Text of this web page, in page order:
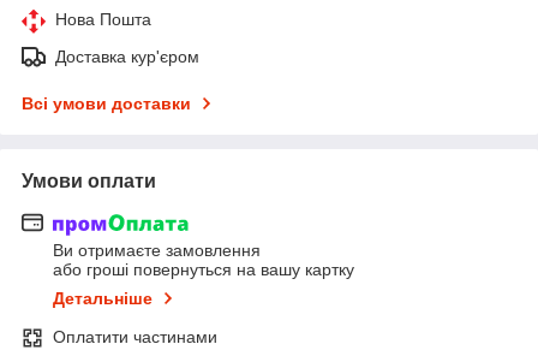
Нова Пошта
Доставка кур'єром
Всі умови доставки
Умови оплати
Ви отримаєте замовлення
або гроші повернуться на вашу картку
Детальніше
Оплатити частинами